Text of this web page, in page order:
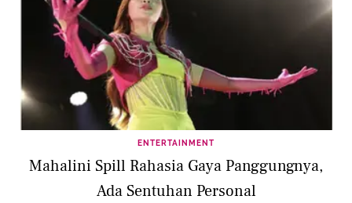
ENTERTAINMENT
Mahalini Spill Rahasia Gaya Panggungnya,
Ada Sentuhan Personal